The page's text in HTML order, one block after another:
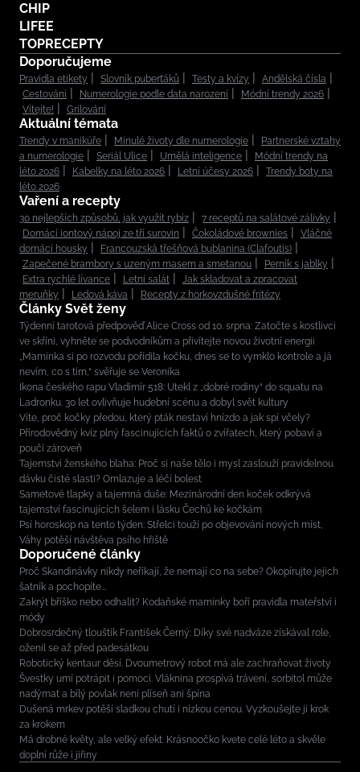
CHIP
LIFEE
TOPRECEPTY
Doporučujeme
Pravidla etikety Slovník puberťáků Testy a kvízy
Andělská čísla
Cestování
Numerologie podle data narození
Módní trendy 2026
Vítejte!
Grilování
Aktuální témata
Trendy v manikúře Minulé životy dle numerologie
Partnerské vztahy
a numerologie
Seriál Ulice Umělá inteligence
Módní trendy na
léto 2026
Kabelky na léto 2026 Letní účesy 2026
Trendy boty na
léto 2026
Vaření a recepty
30 nejlepších způsobů, jak využít rybíz
7 receptů na salátové zálivky
Domácí iontový nápoj ze tří surovin
Čokoládové brownies
Vláčné
domácí housky
Francouzská třešňová bublanina (Clafoutis)
Zapečené brambory s uzeným masem a smetanou
Perník s jablky
Extra rychlé lívance
Letní salát
Jak skladovat a zpracovat
meruňky
Ledová káva Recepty z horkovzdušné fritézy
Články Svět ženy
Týdenní tarotová předpověď Alice Cross od 10. srpna: Zatočte s kostlivci
ve skříni, vyhněte se podvodníkům a přivítejte novou životní energii
„Maminka si po rozvodu pořídila kočku, dnes se to vymklo kontrole a já
nevím, co s tím,“ svěřuje se Veronika
Ikona českého rapu Vladimír 518: Utekl z „dobré rodiny“ do squatu na
Ladronku. 30 let ovlivňuje hudební scénu a dobyl svět kultury
Víte, proč kočky předou, který pták nestaví hnízdo a jak spí včely?
Přírodovědný kvíz plný fascinujících faktů o zvířatech, který pobaví a
poučí zároveň
Tajemství ženského blaha: Proč si naše tělo i mysl zaslouží pravidelnou
dávku čisté slasti? Omlazuje a léčí bolest
Sametové tlapky a tajemná duše: Mezinárodní den koček odkrývá
tajemství fascinujících šelem i lásku Čechů ke kočkám
Psí horoskop na tento týden: Střelci touží po objevování nových míst,
Váhy potěší návštěva psího hřiště
Doporučené články
Proč Skandinávky nikdy neříkají, že nemají co na sebe? Okopírujte jejich
šatník a pochopíte...
Zakrýt bříško nebo odhalit? Kodaňské maminky boří pravidla mateřství i
módy
Dobrosrdečný tlouštík František Černý: Díky své nadváze získával role,
oženil se až před padesátkou
Robotický kentaur děsí. Dvoumetrový robot má ale zachraňovat životy
Švestky umí potrápit i pomoci. Vláknina prospívá trávení, sorbitol může
nadýmat a bílý povlak není plíseň ani špína
Dušená mrkev potěší sladkou chutí i nízkou cenou. Vyzkoušejte ji krok
za krokem
Má drobné květy, ale velký efekt. Krásnoočko kvete celé léto a skvěle
doplní růže i jiřiny